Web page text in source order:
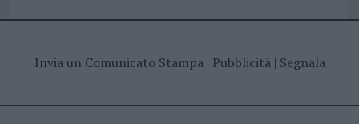
Invia un Comunicato Stampa| Pubblicità| Segnala